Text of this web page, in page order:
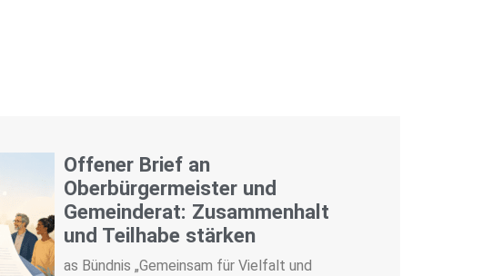
Offener Brief an
Oberbürgermeister und
Gemeinderat: Zusammenhalt
und Teilhabe stärken
as Bündnis „Gemeinsam für Vielfalt und